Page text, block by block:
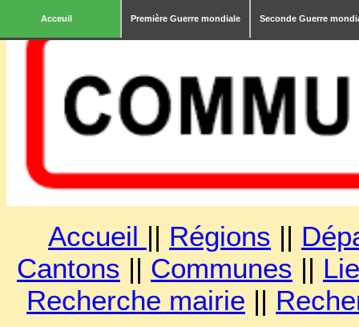
Acceuil Première Guerre mondiale Seconde Guerre
Accueil || Régions ||
Cantons || Communes ||
Recherche mairie ||